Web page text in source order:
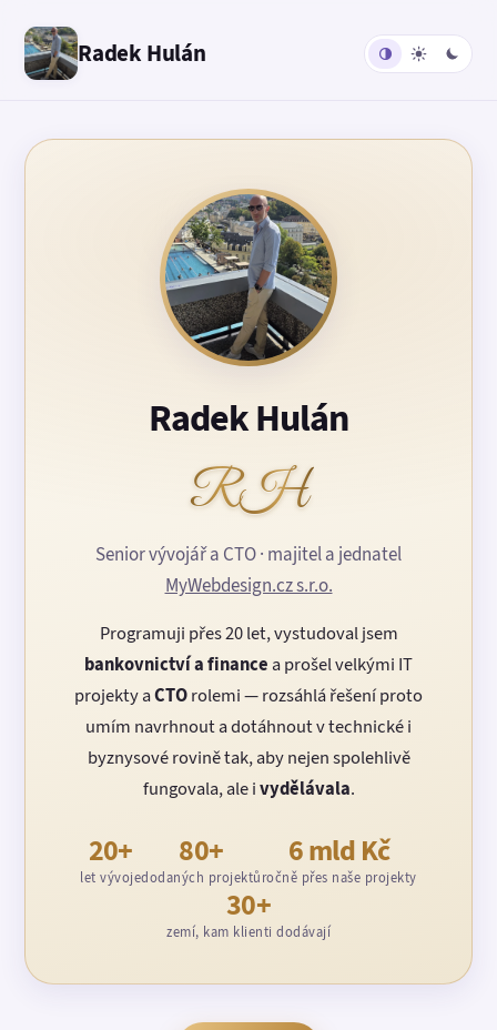
Radek Hulán
Radek Hulán
RH
Senior vývojář a CTO · majitel a jednatel
MyWebdesign.cz s.r.o.
Programuji přes 20 let, vystudoval jsem
bankovnictví a finance a prošel velkými IT
projekty aCTOrolemi — rozsáhlá řešení proto
umím navrhnout a dotáhnout v technické i
byznysové rovině tak, aby nejen spolehlivě
fungovala, ale ivydělávala.
20+
let vývoje
80+
dodaných projektů
6 mld Kč
ročně přes naše projekty
30+
zemí, kam klienti dodávají